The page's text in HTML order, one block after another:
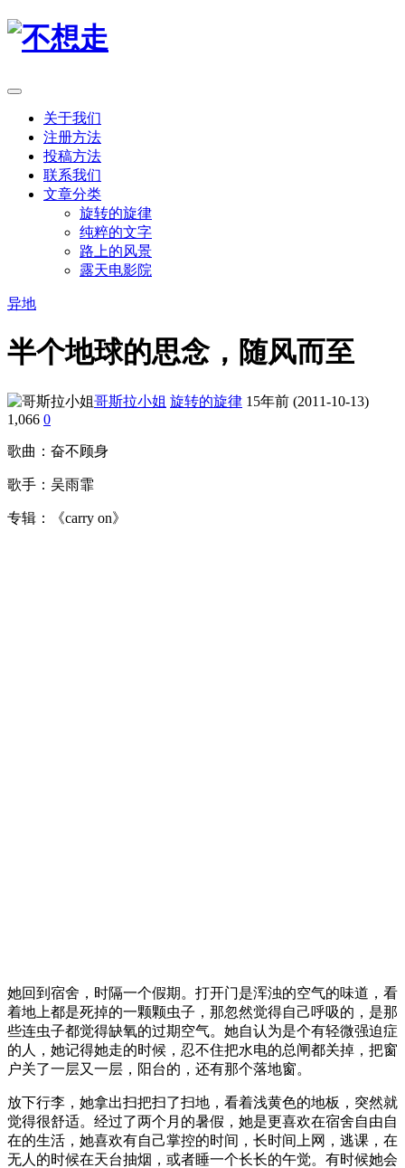
关于我们
注册方法
投稿方法
联系我们
文章分类
旋转的旋律
纯粹的文字
路上的风景
露天电影院
异地
半个地球的思念，随风而至
哥斯拉小姐 旋转的旋律 15年前 (2011-10-13)
1,066 0
歌曲：奋不顾身
歌手：吴雨霏
专辑：《carry on》
她回到宿舍，时隔一个假期。打开门是浑浊的空气的味道，看
着地上都是死掉的一颗颗虫子，那忽然觉得自己呼吸的，是那
些连虫子都觉得缺氧的过期空气。她自认为是个有轻微强迫症
的人，她记得她走的时候，忍不住把水电的总闸都关掉，把窗
户关了一层又一层，阳台的，还有那个落地窗。
放下行李，她拿出扫把扫了扫地，看着浅黄色的地板，突然就
觉得很舒适。经过了两个月的暑假，她是更喜欢在宿舍自由自
在的生活，她喜欢有自己掌控的时间，长时间上网，逃课，在
无人的时候在天台抽烟，或者睡一个长长的午觉。有时候她会